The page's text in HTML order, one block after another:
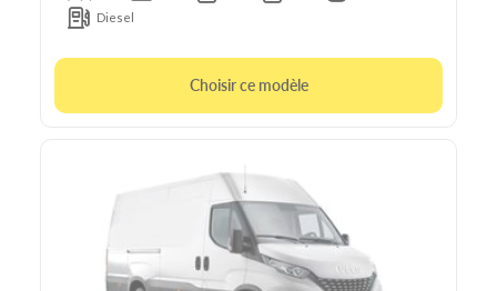
Diesel
Choisir ce modèle